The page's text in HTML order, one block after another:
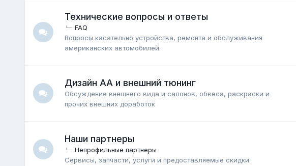
Технические вопросы и ответы
FAQ
Вопросы касательно устройства, ремонта и обслуживания
американских автомобилей.
Дизайн АА и внешний тюнинг
Обсуждение внешнего вида и салонов, обвеса, раскраски и
прочих внешних доработок
Наши партнеры
Непрофильные партнеры
Сервисы, запчасти, услуги и предоставляемые скидки.